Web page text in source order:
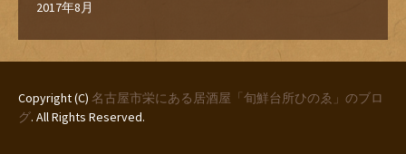
2017年8月
Copyright (C) 名古屋市栄にある居酒屋「旬鮮台所ひのゑ」のブロ
グ. All Rights Reserved.